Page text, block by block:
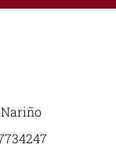
Nariño